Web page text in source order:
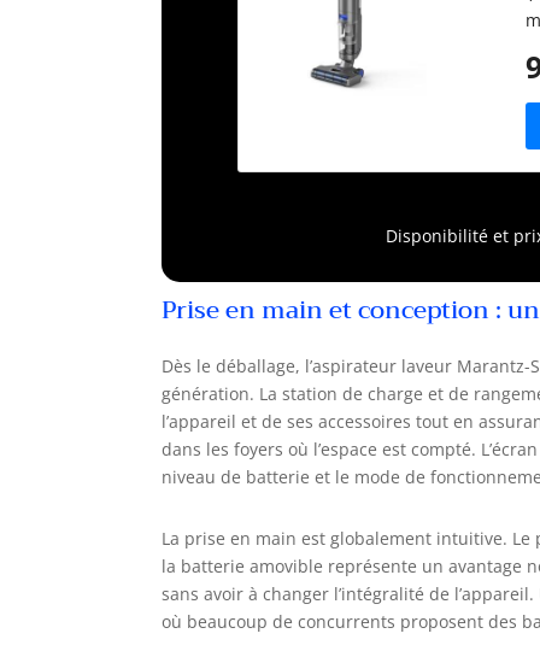
Disponibilité et
Prise en main et conception :
Dès le déballage, l’aspirateur laveur
génération. La station de charge et de
l’appareil et de ses accessoires tout en
dans les foyers où l’espace est compté.
niveau de batterie et le mode de
La prise en main est globalement intuitive.
la batterie amovible représente un avantage
sans avoir à changer l’intégralité de
où beaucoup de concurrents proposent des